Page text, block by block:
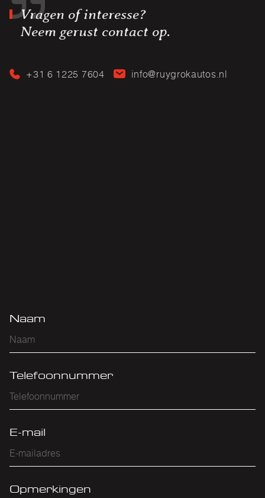
Vragen of interesse?
Neem gerust contact op.
+31 6 1225 7604 info@ruygrokautos.nl
Naam
Telefoonnummer
E-mail
Opmerkingen